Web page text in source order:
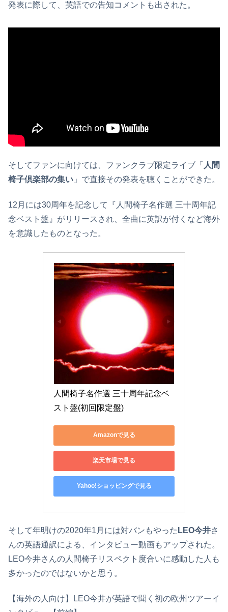
発表に際して、英語での告知コメントも出された。
そしてファンに向けては、ファンクラブ限定ライブ「 人間
椅子倶楽部の集い 」で直接その発表を聴くことができた。
12月には30周年を記念して『人間椅子名作選 三十周年記
念ベスト盤』がリリースされ、全曲に英訳が付くなど海外
を意識したものとなった。
人間椅子名作選 三十周年記念ベ
スト盤(初回限定盤)
Amazonで見る
楽天市場で見る
Yahoo!ショッピングで見る
そして年明けの2020年1月には対バンもやった LEO今井さ
んの英語通訳による、インタビュー動画もアップされた。
LEO今井さんの人間椅子リスペクト度合いに感動した人も
多かったのではないかと思う。
【海外の人向け】LEO今井が英語で聞く初の欧州ツアーイ